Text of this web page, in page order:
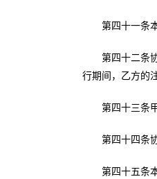
第四十一条
第四十二条
行期间，乙方的
第四十三条
第四十四条
第四十五条